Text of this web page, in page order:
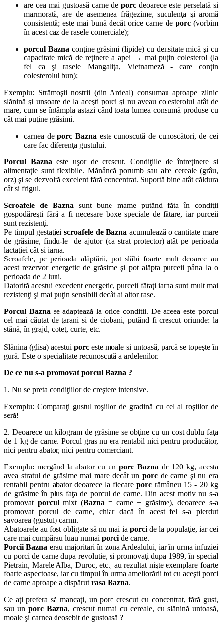
are cea mai gustoasă carne de porc deoarece este perselată si
marmorată, are de asemenea frăgezime, suculenţa şi aromă
consistentă; este mai bună decât orice carne de porc(vorbim
în acest caz de rasele comerciale);
porcul Bazna conţine grăsimi (lipide) cu densitate mică şi cu
capacitate mică de reţinere a apei → mai puţin colesterol (la
fel ca şi rasele Mangaliţa, Vietnameză - care conţin
colesterolul bun);
Exemplu: Strămoşii nostrii (din Ardeal) consumau aproape zilnic
slănină şi unsoare de la aceşti porci şi nu aveau colesterolul atât de
mare, cum se întâmpla astazi când toata lumea consumă produse cu
cât mai puţine grăsimi.
carnea deporc Bazna este cunoscută de cunoscători, de cei
care fac diferenţa gustului.
Porcul Bazna este uşor de crescut. Condiţiile de întreţinere si
alimentaţie sunt flexibile. Mănâncă porumb sau alte cereale (grâu,
orz) şi se dezvoltă excelent fără concentrat. Suportă bine atât căldura
cât si frigul.
Scroafele de Bazna sunt bune mame putănd făta în condiţii
gospodăreşti fără a fi necesare boxe speciale de fătare, iar purceii
sunt rezistenţi.
Pe timpul gestaţiei scroafele de Bazna acumulează o cantitate mare
de grăsime, findu-le de ajutor (ca strat protector) atât pe perioada
lactaţiei cât si iarna.
Scroafele, pe perioada alăptării, pot slăbi foarte mult deoarce au
acest rezervor energetic de grăsime şi pot alăpta purceii pâna la o
perioada de 2 luni.
Datorită acestui excedent energetic, purceii fătaţi iarna sunt mult mai
rezistenţi şi mai puţin sensibili decât ai altor rase.
Porcul Bazna se adaptează la orice conditii. De aceea este porcul
cel mai căutat de ţarani si de ciobani, putănd fi crescut oriunde: la
stână, în grajd, coteţ, curte, etc.
Slănina (glisa) acestuiporc este moale si untoasă, parcă se topeşte în
gură. Este o specialitate recunoscută a ardelenilor.
De ce nu s-a promovat porcul Bazna ?
1. Nu se preta condiţiilor de creştere intensive.
Exemplu: Comparaţi gustul roşiilor de gradină cu cel al roşiilor de
seră!
2. Deoarece un kilogram de grăsime se obţine cu un cost dublu faţa
de 1 kg de carne. Porcul gras nu era rentabil nici pentru producător,
nici pentru abator, nici pentru comerciant.
Exemplu: mergând la abator cu un porc Bazna de 120 kg, acesta
avea stratul de grăsime mai mare decât un porcde carne şi nu era
rentabil pentru abator deoarece la fiecareporc rămâneu 15 - 20 kg
de grăsime în plus faţa de porcul de carne. Din acest motiv nu s-a
promovat porculmixt (Bazna = carne + grăsime), deoarece s-a
promovat porcul de carne, chiar dacă în acest fel s-a pierdut
savoarea (gustul) carnii.
Abatoarele au fost obligate să nu mai ia porcide la populaţie, iar cei
care mai cumpărau luau numai porci de carne.
Porcii Bazna erau majoritari în zona Ardealului, iar în urma infuziei
cu porci de carne dupa revolutie, si promovaţi dupa 1989, în special
Pietrain, Marele Alba, Duroc, etc., au rezultat nişte exemplare foarte
foarte aspectoase, iar cu timpul în urma ameliorării tot cu aceşti porci
de carne aproape a dispărut rasa Bazna.
Ce aţi prefera să mancaţi, un porc crescut cu concentrat, fără gust,
sau un porc Bazna, crescut numai cu cereale, cu slănină untoasă,
moale şi carnea deosebit de gustoasă ?